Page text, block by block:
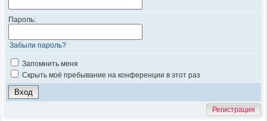
Пароль:
Забыли пароль?
Запомнить меня
Скрыть моё пребывание на конференции в этот раз
Регистрация